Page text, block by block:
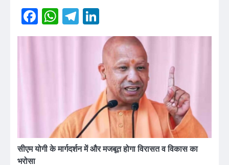
Facebook
WhatsApp
Telegram
सीएम योगी के मार्गदर्शन में और मजबूत होगा विरासत व विकास का
भरोसा